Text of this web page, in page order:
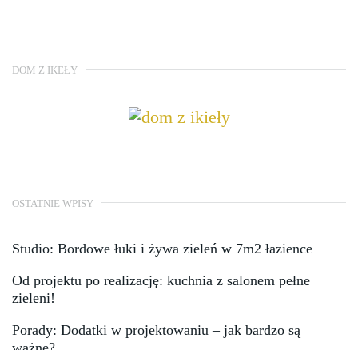
DOM Z IKEŁY
OSTATNIE WPISY
Studio: Bordowe łuki i żywa zieleń w 7m2 łazience
Od projektu po realizację: kuchnia z salonem pełne
zieleni!
Porady: Dodatki w projektowaniu – jak bardzo są